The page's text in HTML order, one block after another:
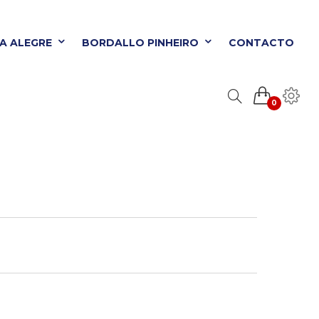
ALEGRE BORDALLO PINHEIRO CONTACTO
0